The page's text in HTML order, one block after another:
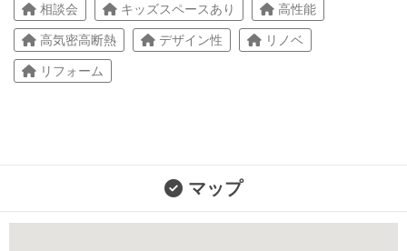
相談会 キッズスペースあり 高性能
高気密高断熱 デザイン性 リノベ
リフォーム
マップ